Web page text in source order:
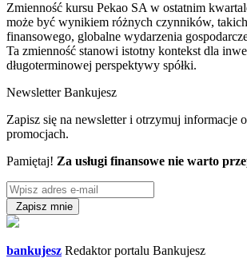
Zmienność kursu Pekao SA w ostatnim
może być wynikiem różnych czynników,
finansowego, globalne wydarzenia
Ta zmienność stanowi istotny kontekst dla
długoterminowej perspektywy spółki.
Newsletter Bankujesz
Zapisz się na newsletter i otrzymuj informacje
promocjach.
Pamiętaj! Za usługi finansowe nie warto
Zapisz mnie
bankujesz Redaktor portalu Bankujesz